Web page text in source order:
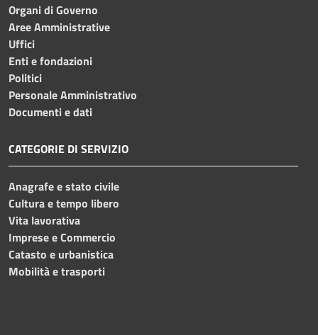
Organi di Governo
Aree Amministrative
Uffici
Enti e fondazioni
Politici
Personale Amministrativo
Documenti e dati
CATEGORIE DI SERVIZIO
Anagrafe e stato civile
Cultura e tempo libero
Vita lavorativa
Imprese e Commercio
Catasto e urbanistica
Mobilità e trasporti